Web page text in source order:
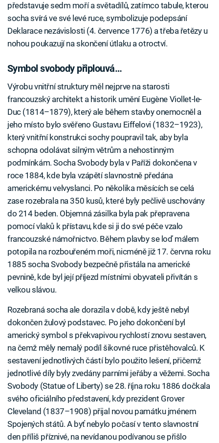
představuje sedm moří a světadílů, zatímco tabule, kterou
socha svírá ve své levé ruce, symbolizuje podepsání
Deklarace nezávislosti (4. července 1776) a třeba řetězy u
nohou poukazují na skončení útlaku a otroctví.
Symbol svobody připlouvá…
Výrobu vnitřní struktury měl nejprve na starosti
francouzský architekt a historik umění Eugène Viollet-le-
Duc (1814–1879), který ale během stavby onemocněl a
jeho místo bylo svěřeno Gustavu Eiffelovi (1832–1923),
který vnitřní konstrukci sochy poupravil tak, aby byla
schopna odolávat silným větrům a nehostinným
podmínkám. Socha Svobody byla v Paříži dokončena v
roce 1884, kde byla vzápětí slavnostně předána
americkému velvyslanci. Po několika měsících se celá
zase rozebrala na 350 kusů, které byly pečlivě uschovány
do 214 beden. Objemná zásilka byla pak přepravena
pomocí vlaků k přístavu, kde si ji do své péče vzalo
francouzské námořnictvo. Během plavby se loď málem
potopila na rozbouřeném moři, nicméně již 17. června roku
1885 socha Svobody bezpečně přistála na americké
pevnině, kde byl její příjezd místními obyvateli přivítán s
velkou slávou.
Rozebraná socha ale dorazila v době, kdy ještě nebyl
dokončen žulový podstavec. Po jeho dokončení byl
americký symbol s překvapivou rychlostí znovu sestaven,
na čemž měly nemalý podíl šikovné ruce přistěhovalců. K
sestavení jednotlivých částí bylo použito lešení, přičemž
jednotlivé díly byly zvedány parními jeřáby a věžemi. Socha
Svobody (Statue of Liberty) se 28. října roku 1886 dočkala
svého oficiálního představení, kdy prezident Grover
Cleveland (1837–1908) přijal novou památku jménem
Spojených států. A byť nebylo počasí v tento slavnostní
den příliš příznivé, na nevídanou podívanou se přišlo